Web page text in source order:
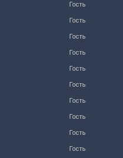
Гость
Гость
Гость
Гость
Гость
Гость
Гость
Гость
Гость
Гость